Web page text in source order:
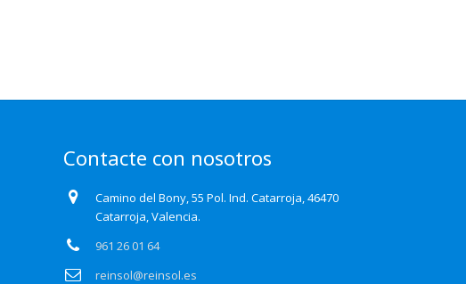
Contacte con nosotros
Camino del Bony, 55 Pol. Ind. Catarroja, 46470
Catarroja, Valencia.
961 26 01 64
reinsol@reinsol.es